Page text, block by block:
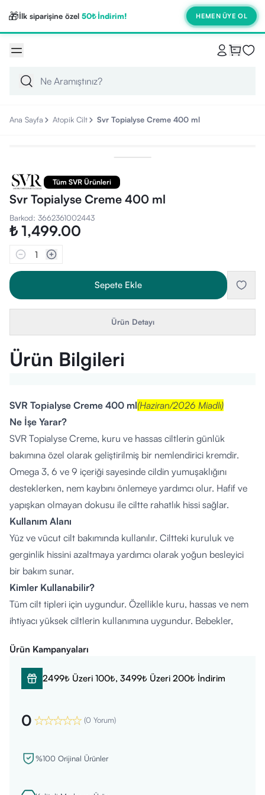
🎁İlk siparişine özel 50₺ İndirim! HEMEN ÜYE OL
Ana Sayfa Atopik Cilt Svr Topialyse Creme 400 ml
Tüm SVR Ürünleri
Svr Topialyse Creme 400 ml
Barkod: 3662361002443
₺ 1,499.00
1
Sepete Ekle
Ürün Detayı
Ürün Bilgileri
SVR Topialyse Creme 400 ml(Haziran/2026 Miadlı)
Ne İşe Yarar?
SVR Topialyse Creme, kuru ve hassas ciltlerin günlük
bakımına özel olarak geliştirilmiş bir nemlendirici kremdir.
Omega 3, 6 ve 9 içeriği sayesinde cildin yumuşaklığını
desteklerken, nem kaybını önlemeye yardımcı olur. Hafif ve
yapışkan olmayan dokusu ile ciltte rahatlık hissi sağlar.
Kullanım Alanı
Yüz ve vücut cilt bakımında kullanılır. Ciltteki kuruluk ve
gerginlik hissini azaltmaya yardımcı olarak yoğun besleyici
bir bakım sunar.
Kimler Kullanabilir?
Tüm cilt tipleri için uygundur. Özellikle kuru, hassas ve nem
ihtiyacı yüksek ciltlerin kullanımına uygundur. Bebekler,
Kullanım Şekli
Temizlenmiş cilde, sabah ve/veya akşam nazikçe masaj
yaparak uygulanır. Yüz ve vücut kullanımına uygundur.
Aqua (Purified Water), Paraffinum Liquidum (Mineral Oil),
(Cotton) Seed Oil, Petrolatum, C10-18 Triglycerides,
Ürün Kampanyaları
2499₺ Üzeri 100₺, 3499₺ Üzeri 200₺ İndirim
0 (0 Yorum)
%100 Orijinal Ürünler